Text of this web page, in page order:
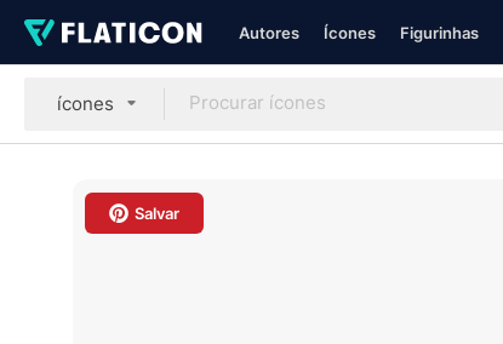
Autores Ícones Figurinhas
ícones
Salvar